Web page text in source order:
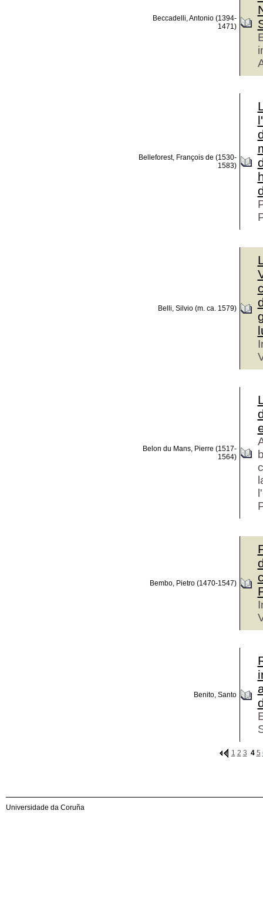
Beccadelli, Antonio (1394-
1471)
Belleforest, François de (1530-
1583)
Belli, Silvio (m. ca. 1579)
Belon du Mans, Pierre (1517-
1564)
Bembo, Pietro (1470-1547)
Benito, Santo
1 2 3 4 5
Universidade da Coruña